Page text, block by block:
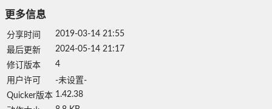
更多信息
分享时间
2019-03-14 21:55
最后更新
2024-05-14 21:17
修订版本
4
用户许可
-未设置-
Quicker版本 1.42.38